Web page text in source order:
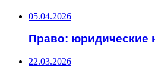
05.04.2026
Право: юридические
22.03.2026